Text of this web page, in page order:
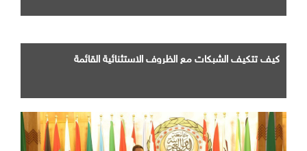
كيف تتكيف الشبكات مع الظروف الاستثنائية القائمة